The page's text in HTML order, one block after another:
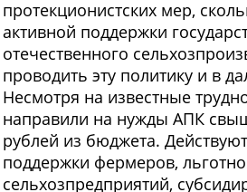
протекционистских мер,
активной поддержки
отечественного
проводить эту политику и в
Несмотря на известные
направили на нужды АПК
рублей из бюджета.
поддержки фермеров,
сельхозпредприятий,